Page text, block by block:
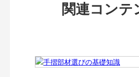
関連コンテ